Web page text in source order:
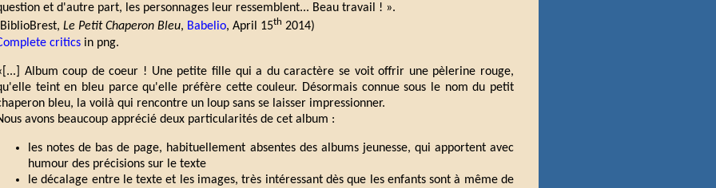
et d'autre part, les personnages leur ressemblent... Beau travail ! ».
Le Petit Chaperon Bleu, Babelio, April 15th 2014)
critics in png.
Album coup de coeur ! Une petite fille qui a du caractère se voit offrir une pèlerine rouge,
teint en bleu parce qu'elle préfère cette couleur. Désormais connue sous le nom du petit
bleu, la voilà qui rencontre un loup sans se laisser impressionner.
avons beaucoup apprécié deux particularités de cet album :
les notes de bas de page, habituellement absentes des albums jeunesse, qui apportent avec
humour des précisions sur le texte
le décalage entre le texte et les images, très intéressant dès que les enfants sont à même de